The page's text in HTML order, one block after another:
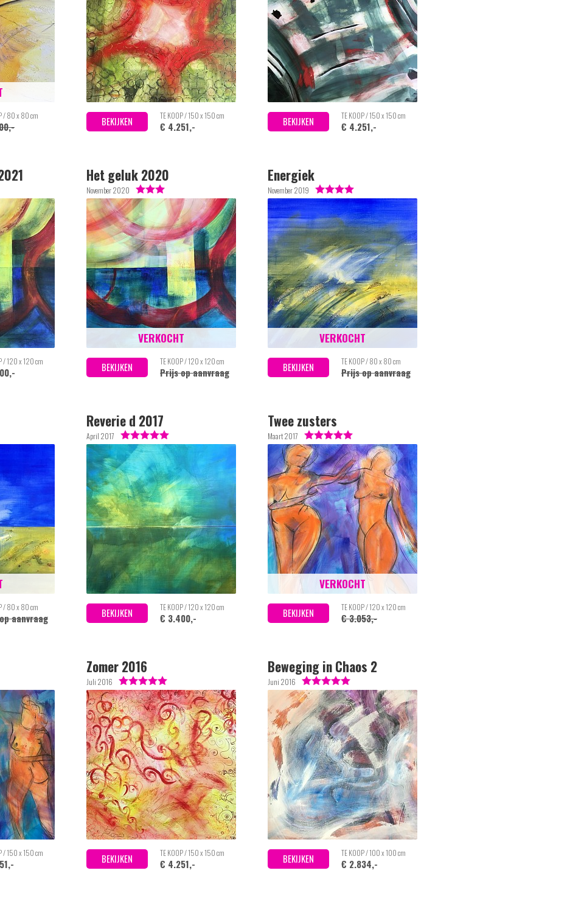
/ 80 x 80 cm BEKIJKEN TE KOOP / 150 x 150 cm
€ 4.251,- BEKIJKEN TE KOOP / 150 x 150 cm
€ 4.251,-
/ 120 x 120 cm
November 2020
BEKIJKEN TE KOOP / 120 x 120 cm
Prijs op aanvraag
VERKOCHT
Het geluk 2020
November 2019
BEKIJKEN TE KOOP / 80 x 80 cm
Prijs op aanvraag
VERKOCHT
Energiek
/ 80 x 80 cm
aanvraag
April 2017
BEKIJKEN TE KOOP / 120 x 120 cm
€ 3.400,-
Reverie d 2017
Maart 2017
BEKIJKEN TE KOOP / 120 x 120 cm
€ 3.053,-
VERKOCHT
Twee zusters
/ 150 x 150 cm
Juli 2016
BEKIJKEN TE KOOP / 150 x 150 cm
€ 4.251,-
Zomer 2016
Juni 2016
BEKIJKEN TE KOOP / 100 x 100 cm
€ 2.834,-
Beweging in Chaos 2